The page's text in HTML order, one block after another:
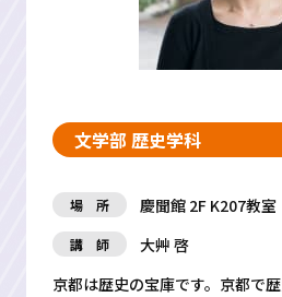
文学部 歴史学科
場 所 慶聞館 2F K207教室
講 師
大艸 啓
京都は歴史の宝庫です。京都で